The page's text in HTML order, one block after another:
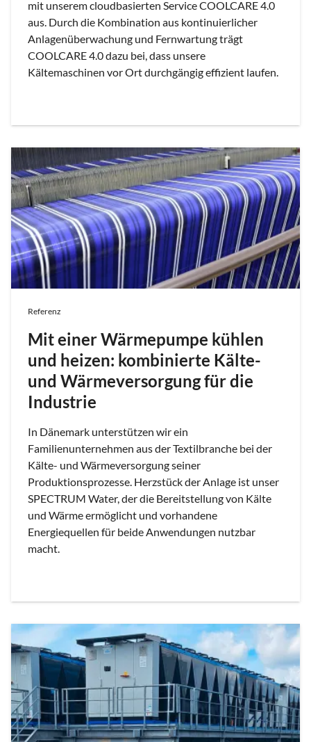
mit unserem cloudbasierten Service COOLCARE 4.0
aus. Durch die Kombination aus kontinuierlicher
Anlagenüberwachung und Fernwartung trägt
COOLCARE 4.0 dazu bei, dass unsere
Kältemaschinen vor Ort durchgängig effizient laufen.
Referenz
Mit einer Wärmepumpe kühlen
und heizen: kombinierte Kälte-
und Wärmeversorgung für die
Industrie
In Dänemark unterstützen wir ein
Familienunternehmen aus der Textilbranche bei der
Kälte- und Wärmeversorgung seiner
Produktionsprozesse. Herzstück der Anlage ist unser
SPECTRUM Water, der die Bereitstellung von Kälte
und Wärme ermöglicht und vorhandene
Energiequellen für beide Anwendungen nutzbar
macht.